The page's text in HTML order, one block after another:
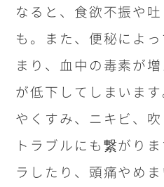
なると、食欲不振や
も。また、便秘によ
まり、血中の毒素が
が低下してしまいま
やくすみ、ニキビ、
トラブルにも繋がり
ラしたり、頭痛やめ